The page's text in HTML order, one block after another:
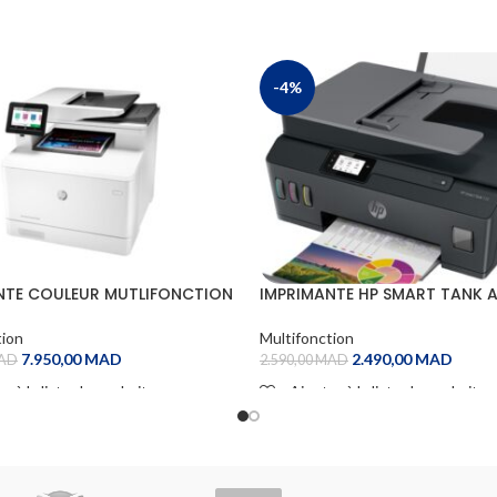
COULEUR MUTLIFONCTION
7.950,00MAD
à la liste de souhaits
-4%
IMPRIMANTE HP SMART TANK
Multifonction
2.590,00MAD 2.490,00MAD
Ajouter à la liste de souhaits